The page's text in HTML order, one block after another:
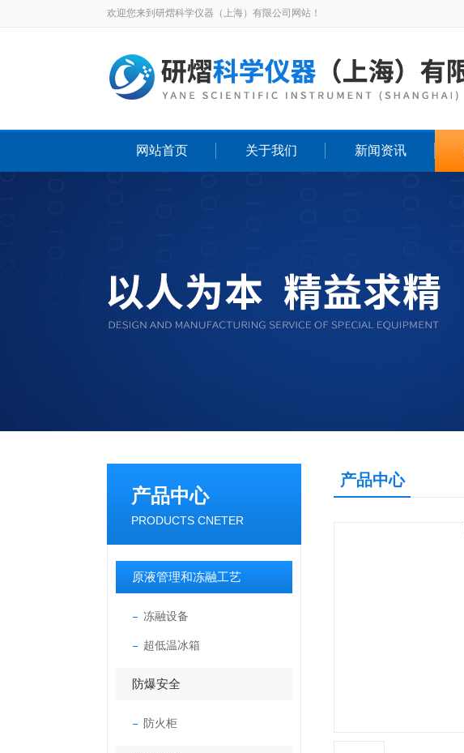
欢迎您来到研熠科学仪器（上海）有限公司网站！
网站首页 关于我们 新闻资讯
产品中心
PRODUCTS CNETER
原液管理和冻融工艺
冻融设备
超低温冰箱
防爆安全
防火柜
产品中心